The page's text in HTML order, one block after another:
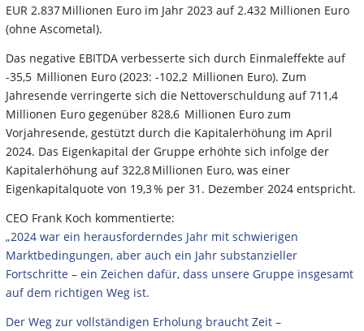
EUR 2.837 Millionen Euro im Jahr 2023 auf 2.432 Millionen Euro
(ohne Ascometal).
Das negative EBITDA verbesserte sich durch Einmaleffekte auf
-35,5 Millionen Euro (2023: -102,2 Millionen Euro). Zum
Jahresende verringerte sich die Nettoverschuldung auf 711,4
Millionen Euro gegenüber 828,6 Millionen Euro zum
Vorjahresende, gestützt durch die Kapitalerhöhung im April
2024. Das Eigenkapital der Gruppe erhöhte sich infolge der
Kapitalerhöhung auf 322,8 Millionen Euro, was einer
Eigenkapitalquote von 19,3 % per 31. Dezember 2024 entspricht.
CEO Frank Koch kommentierte:
„2024 war ein herausforderndes Jahr mit schwierigen
Marktbedingungen, aber auch ein Jahr substanzieller
Fortschritte – ein Zeichen dafür, dass unsere Gruppe insgesamt
auf dem richtigen Weg ist.
Der Weg zur vollständigen Erholung braucht Zeit –